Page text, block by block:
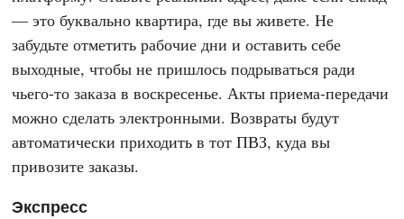
— это буквально квартира, где вы живете. Не
забудьте отметить рабочие дни и оставить себе
выходные, чтобы не пришлось подрываться ради
чьего-то заказа в воскресенье. Акты приема-передачи
можно сделать электронными. Возвраты будут
автоматически приходить в тот ПВЗ, куда вы
привозите заказы.
Экспресс